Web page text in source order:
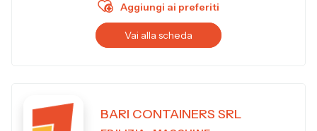
Aggiungi ai preferiti
Vai alla scheda
BARI CONTAINERS SRL